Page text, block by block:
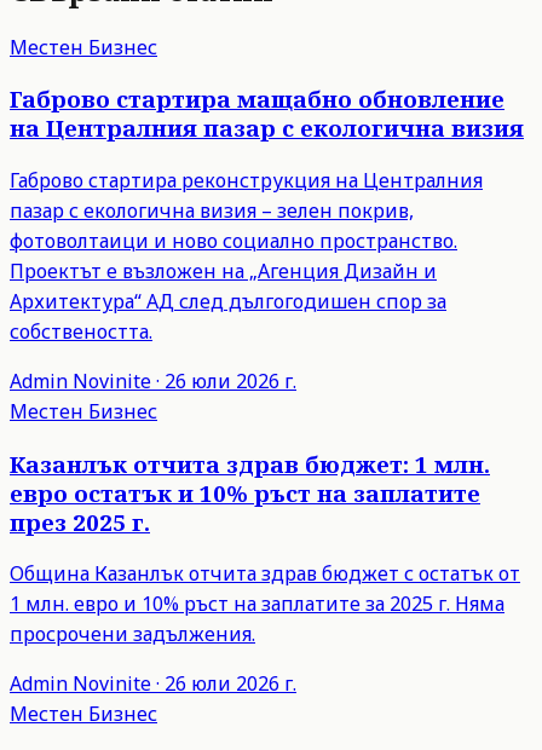
Местен Бизнес
Габрово стартира мащабно обновление
на Централния пазар с екологична визия
Габрово стартира реконструкция на Централния
пазар с екологична визия – зелен покрив,
фотоволтаици и ново социално пространство.
Проектът е възложен на „Агенция Дизайн и
Архитектура“ АД след дългогодишен спор за
собствеността.
Admin Novinite· 26 юли 2026 г.
Местен Бизнес
Казанлък отчита здрав бюджет: 1 млн.
евро остатък и 10% ръст на заплатите
през 2025 г.
Община Казанлък отчита здрав бюджет с остатък от
1 млн. евро и 10% ръст на заплатите за 2025 г. Няма
просрочени задължения.
Admin Novinite· 26 юли 2026 г.
Местен Бизнес